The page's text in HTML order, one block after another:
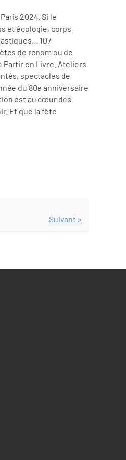
2024. Si le
et écologie, corps
107
de renom ou de
Partir en Livre. Ateliers
spectacles de
du 80e anniversaire
est au cœur des
Et que la fête
Suivant >